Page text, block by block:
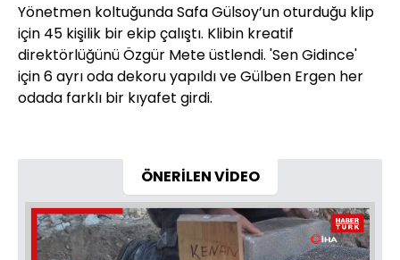
Yönetmen koltuğunda Safa Gülsoy’un oturduğu klip
için 45 kişilik bir ekip çalıştı. Klibin kreatif
direktörlüğünü Özgür Mete üstlendi. 'Sen Gidince'
için 6 ayrı oda dekoru yapıldı ve Gülben Ergen her
odada farklı bir kıyafet girdi.
ÖNERİLEN VİDEO